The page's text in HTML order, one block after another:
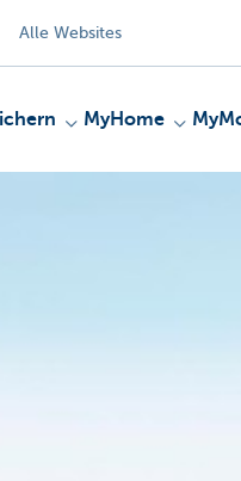
Alle Websites
MyHome